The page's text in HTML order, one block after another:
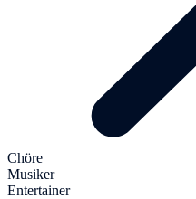
Chöre
Musiker
Entertainer